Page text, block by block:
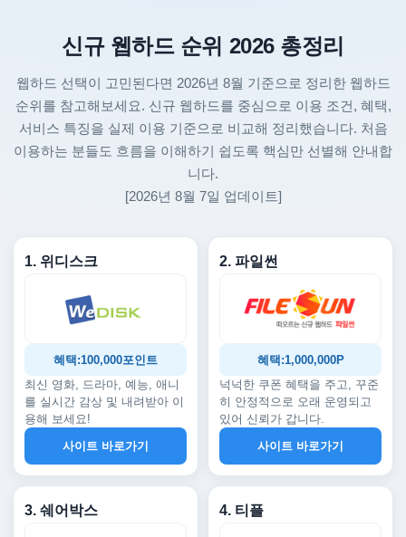
신규 웹하드 순위 2026 총정리
웹하드 선택이 고민된다면 2026년 8월 기준으로 정리한 웹하드
순위를 참고해보세요. 신규 웹하드를 중심으로 이용 조건, 혜택,
서비스 특징을 실제 이용 기준으로 비교해 정리했습니다. 처음
이용하는 분들도 흐름을 이해하기 쉽도록 핵심만 선별해 안내합
니다.
[2026년 8월 7일 업데이트]
1. 위디스크
혜택:100,000포인트
최신 영화, 드라마, 예능, 애니
를 실시간 감상 및 내려받아 이
용해 보세요!
사이트 바로가기
2. 파일썬
혜택:1,000,000P
넉넉한 쿠폰 혜택을 주고, 꾸준
히 안정적으로 오래 운영되고
있어 신뢰가 갑니다.
사이트 바로가기
3. 쉐어박스 4. 티플